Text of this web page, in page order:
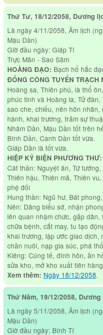
Thứ Tư, 18/12/2058, Dương
Là ngày 4/11/2058, Âm lịch
Mậu Dần)
Giờ đầu ngày: Giáp Tí
Trực Mãn - Sao Sâm
HOÀNG ĐẠO: Bạch hổ hắc
ĐỔNG CÔNG TUYỂN TRẠCH
Hoàng sa, Thiên phú, là thổ
phúc tinh và Hoàng la, Tử
sao che, chiếu, nên hôn
hành, khai trương, trăm sự
Nhâm Dần, Mậu Dần tốt trên
Bính Dần, Canh Dần tốt vừa.
Giáp Dần là tốt vừa.
HIỆP KỶ BIỆN PHƯƠNG THƯ:
Cát thần: Nguyệt ân, Tứ
Thiên hậu, Thiên mã, Thiên
phệ đối
Hung thần: Ngũ hư, Bát
Nên: Dâng biểu sớ, nhận
lên quan nhậm chức, gặp
chữa bệnh, cắt may, tu tạo
khai trương, lập ước giao dịch,
chăn nuôi, nạp gia súc, phá
Kiêng: Cúng tế, đính hôn, ăn
sửa kho, mở kho xuất tiên
Xem thêm: Ngày 18/12/2058.
Thứ Năm, 19/12/2058, Dương
Là ngày 5/11/2058, Âm lịch
Mậu Dần)
Giờ đầu ngày: Bính Tí